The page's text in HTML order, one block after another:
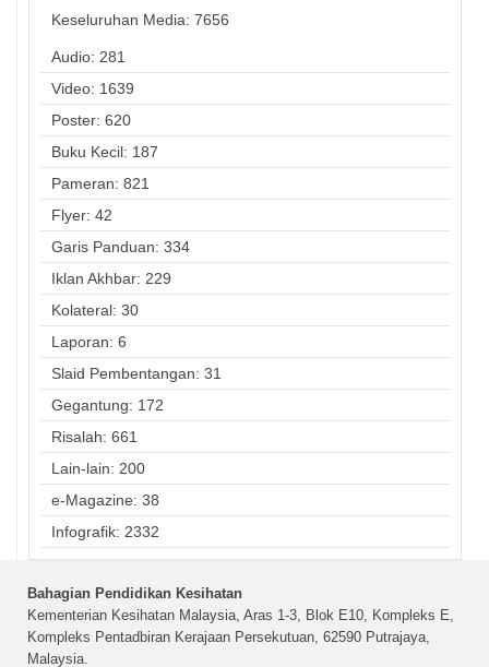
Keseluruhan Media: 7656
Audio: 281
Video: 1639
Poster: 620
Buku Kecil: 187
Pameran: 821
Flyer: 42
Garis Panduan: 334
Iklan Akhbar: 229
Kolateral: 30
Laporan: 6
Slaid Pembentangan: 31
Gegantung: 172
Risalah: 661
Lain-lain: 200
e-Magazine: 38
Infografik: 2332
Bahagian Pendidikan Kesihatan
Kementerian Kesihatan Malaysia, Aras 1-3, Blok E10, Kompleks E,
Kompleks Pentadbiran Kerajaan Persekutuan, 62590 Putrajaya,
Malaysia.